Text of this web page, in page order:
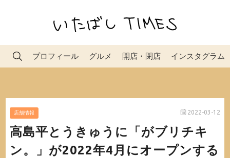
プロフィール グルメ 開店・閉店 インスタグラム
店舗情報 2022-03-12
高島平とうきゅうに「がブリチキ
ン。」が2022年4月にオープンする